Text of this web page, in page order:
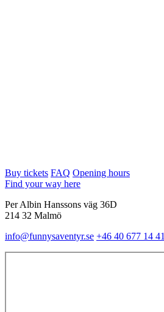
Buy tickets FAQ Opening hours
Find your way here
Per Albin Hanssons väg 36D
214 32 Malmö
info@funnysaventyr.se +46 40 677 14 41